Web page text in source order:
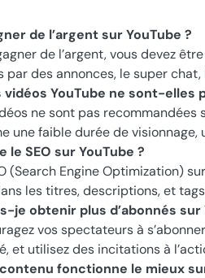
de l’argent sur YouTube ?
de l’argent, vous devez
par des annonces, le super
vidéos YouTube ne sont-elles
ne sont pas
une faible durée de
le SEO sur YouTube ?
(Search Engine Optimization)
les titres, descriptions, et
je obtenir plus d’abonnés sur
vos spectateurs à
et utilisez des incitations à
fonctionne le mieux